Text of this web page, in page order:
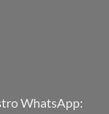
WhatsApp: